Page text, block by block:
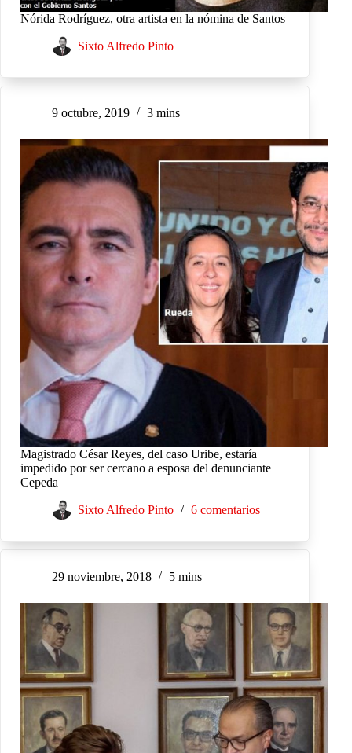
Nórida Rodríguez, otra artista en la nómina de Santos
Sixto Alfredo Pinto
9 octubre, 2019 3 mins
Magistrado César Reyes, del caso Uribe, estaría
impedido por ser cercano a esposa del denunciante
Cepeda
Sixto Alfredo Pinto 6 comentarios
29 noviembre, 2018 5 mins